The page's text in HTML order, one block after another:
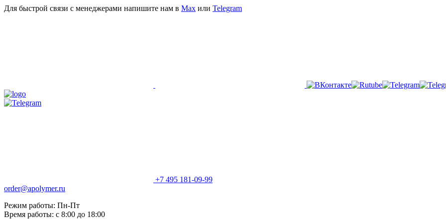
Для быстрой связи с менеджерами напишите нам в Мах или Telegram
+7 495 181-09-99
order@apolymer.ru
Режим работы: Пн-Пт
Время работы: с 8:00 до 18:00